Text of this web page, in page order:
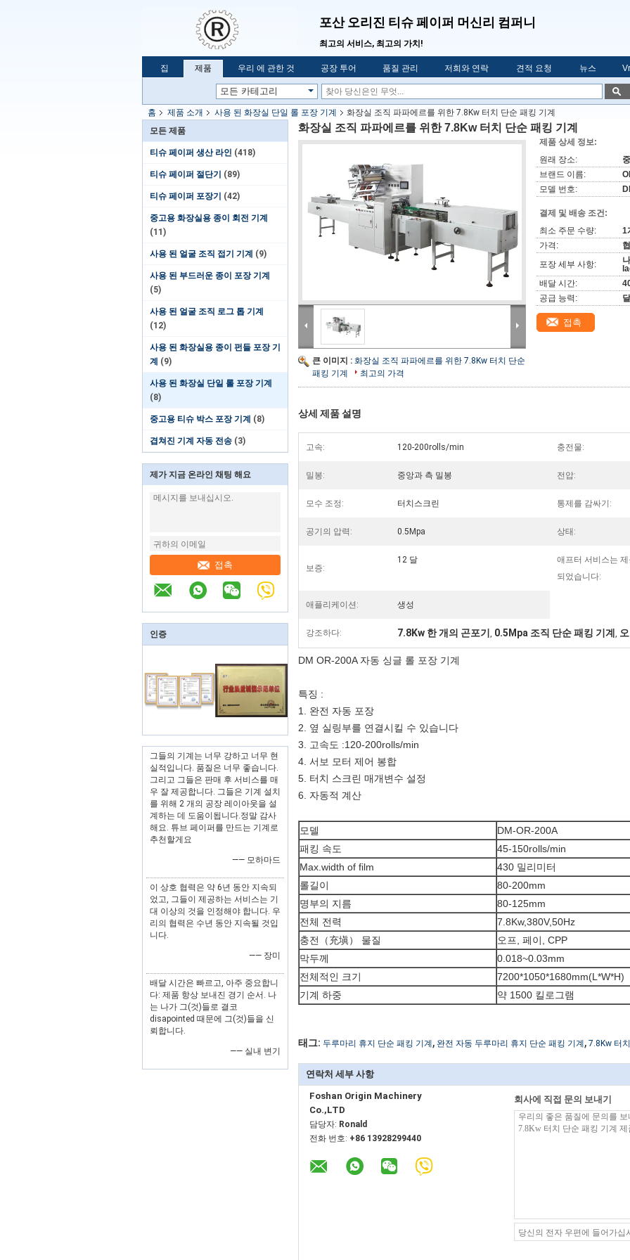
포산 오리진 티슈 페이퍼 머신리 컴퍼니
최고의 서비스, 최고의 가치!
집 제품 우리 에 관한 것 공장 투어 품질 관리 저희와 연락 견적 요청 뉴스 Vr
홈 제품 소개 사용 된 화장실 단일 롤 포장 기계
화장실 조직 파파에르를 위한 7.8Kw 터치 단순 패킹 기계
모든 제품
티슈 페이퍼 생산 라인 (418)
티슈 페이퍼 절단기 (89)
티슈 페이퍼 포장기 (42)
중고용 화장실용 종이 회전 기계
(11)
사용 된 얼굴 조직 접기 기계 (9)
사용 된 부드러운 종이 포장 기계
(5)
사용 된 얼굴 조직 로그 톱 기계
(12)
사용 된 화장실용 종이 펀들 포장 기
계 (9)
사용 된 화장실 단일 롤 포장 기계
(8)
중고용 티슈 박스 포장 기계 (8)
겹쳐진 기계 자동 전송 (3)
제가 지금 온라인 채팅 해요
접촉
인증
그들의 기계는 너무 강하고 너무 현
실적입니다. 품질은 너무 좋습니다.
그리고 그들은 판매 후 서비스를 매
우 잘 제공합니다. 그들은 기계 설치
를 위해 2 개의 공장 레이아웃을 설
계하는 데 도움이됩니다.정말 감사
해요. 튜브 페이퍼를 만드는 기계로
추천할게요
—— 모하마드
이 상호 협력은 약 6년 동안 지속되
었고, 그들이 제공하는 서비스는 기
대 이상의 것을 인정해야 합니다. 우
리의 협력은 수년 동안 지속될 것입
니다.
—— 장미
배달 시간은 빠르고, 아주 중요합니
다: 제품 항상 보내진 경기 순서. 나
는 나가 그(것)들로 결코
disapointed 때문에 그(것)들을 신
뢰합니다.
—— 실내 변기
화장실 조직 파파에르를 위한 7.8Kw 터치 단순 패킹 기계
큰 이미지 : 화장실 조직 파파에르를 위한 7.8Kw 터치 단순
패킹 기계
최고의 가격
제품 상세 정보:
원래 장소:
브랜드 이름:
모델 번호:
결제 및 배송 조건:
최소 주문 수량:
1
가격:
포장 세부 사항:
배달 시간:
공급 능력:
접촉
상세 제품 설명
고속: 120-200rolls/min 충전물:
밀봉: 중앙과 측 밀봉 전압:
모수 조정: 터치스크린 통제를 감싸기:
공기의 압력: 0.5Mpa 상태:
보증:
12 달
애프터 서비스는 제
되었습니다:
애플리케이션: 생성
강조하다: 7.8Kw 한 개의 곤포기 , 0.5Mpa 조직 단순 패킹 기계 ,
DM OR-200A 자동 싱글 롤 포장 기계
특징 :
1. 완전 자동 포장
2. 옆 실링부를 연결시킬 수 있습니다
3. 고속도 :120-200rolls/min
4. 서보 모터 제어 봉합
5. 터치 스크린 매개변수 설정
6. 자동적 계산
모델
DM-OR-200A
패킹 속도
45-150rolls/min
Max.width of film
430 밀리미터
롤길이
80-200mm
명부의 지름
80-125mm
전체 전력
7.8Kw,380V,50Hz
충전（充塡） 물질
오프, 페이, CPP
막두께
0.018~0.03mm
전체적인 크기
7200*1050*1680mm(L*W*H)
기계 하중
약 1500 킬로그램
태그: 두루마리 휴지 단순 패킹 기계 , 완전 자동 두루마리 휴지 단순 패킹 기계 , 7.8Kw 터
연락처 세부 사항
Foshan Origin Machinery
Co.,LTD
담당자: Ronald
전화 번호: +86 13928299440
회사에 직접 문의 보내기